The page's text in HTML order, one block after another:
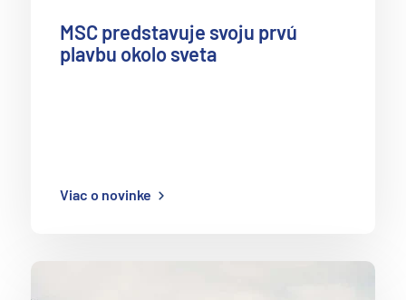
MSC predstavuje svoju prvú
plavbu okolo sveta
Viac o novinke